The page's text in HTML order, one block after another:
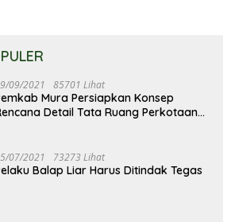
09/2021 85701 Lihat
Mura Persiapkan Konsep
Detail Tata Ruang Perkotaan
07/2021 73273 Lihat
Balap Liar Harus Ditindak Tegas